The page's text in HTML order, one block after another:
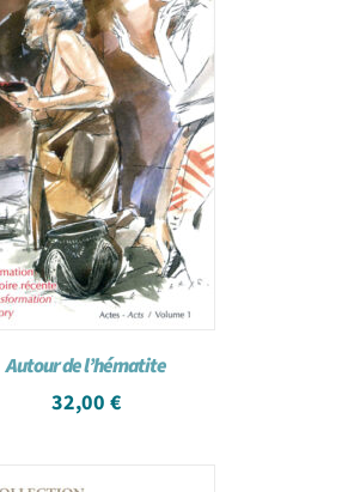
Autour de l’hématite
32,00 €